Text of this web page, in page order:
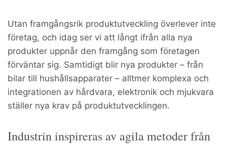
Utan framgångsrik produktutveckling överlever inte
företag, och idag ser vi att långt ifrån alla nya
produkter uppnår den framgång som företagen
förväntar sig. Samtidigt blir nya produkter – från
bilar till hushållsapparater – alltmer komplexa och
integrationen av hårdvara, elektronik och mjukvara
ställer nya krav på produktutvecklingen.
Industrin inspireras av agila metoder från